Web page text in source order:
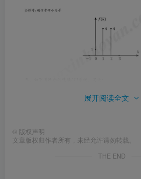
展开阅读全文
© 版权声明
文章版权归作者所有，未经允许请勿转载。
THE END